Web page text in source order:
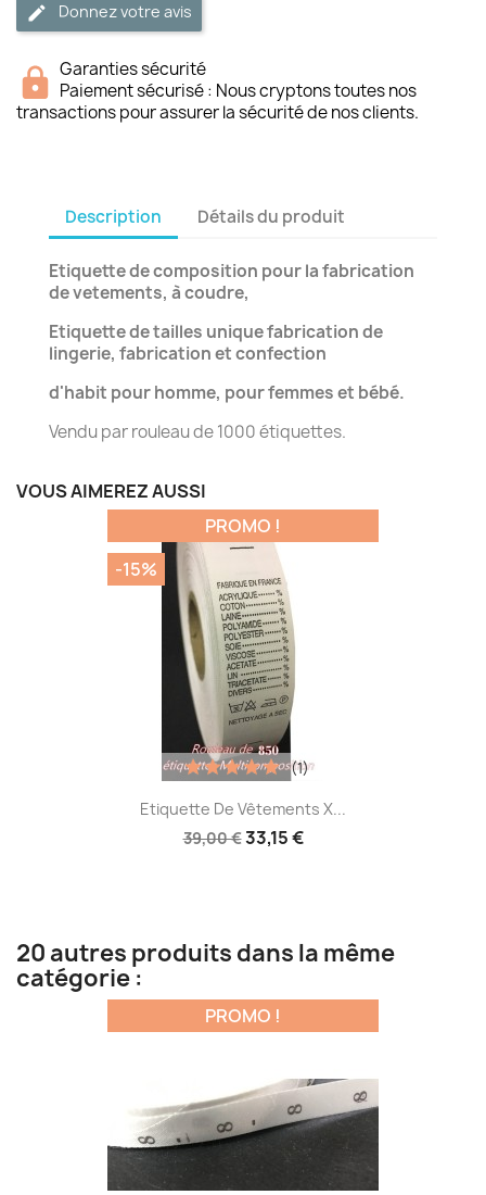
Donnez votre avis
Garanties sécurité
Paiement sécurisé : Nous cryptons toutes nos
transactions pour assurer la sécurité de nos clients.
Description Détails du produit
Etiquette de composition pour la fabrication
de vetements, à coudre,
Etiquette de tailles unique fabrication de
lingerie, fabrication et confection
d'habit pour homme, pour femmes et bébé.
Vendu par rouleau de 1000 étiquettes.
VOUS AIMEREZ AUSSI
Etiquette De Vêtements X...
39,00 €33,15 €
(1)
PROMO !
-15%
20 autres produits dans la même
catégorie :
PROMO !